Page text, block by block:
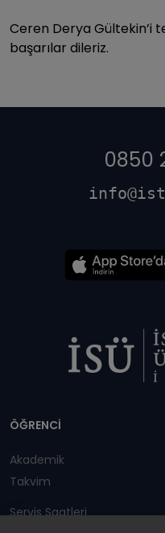
Ceren Derya Gültekin’i
başarılar dileriz.
0850
ÖĞRENCİ
Akademik
Takvim
Servis Saatleri